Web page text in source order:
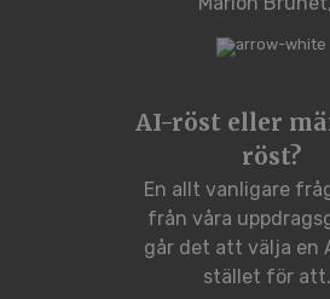
AI-röst eller
röst?
En allt vanligare
från våra
går det att välja en
stället för